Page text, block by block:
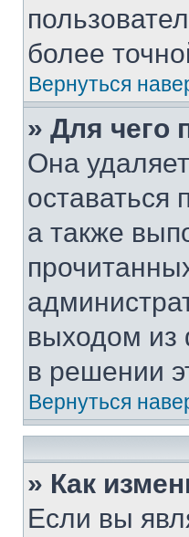
более
Вернуться
» Для чего
Она
а также
выходом из
в решении
Вернуться
» Как
Если вы